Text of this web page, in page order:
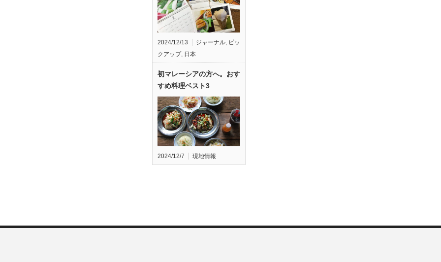
2024/12/13 ジャーナル ピッ
クアップ, 日本
初マレーシアの方へ。おす
すめ料理ベスト3
2024/12/7 現地情報